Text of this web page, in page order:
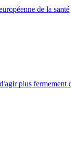
de la santé
plus fermement